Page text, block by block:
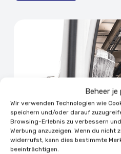
Beheer je
Wir verwenden Technologien wie
speichern und/oder darauf
Browsing-Erlebnis zu verbessern
Werbung anzuzeigen. Wenn du
widerrufst, kann dies bestimmte
beeinträchtigen.